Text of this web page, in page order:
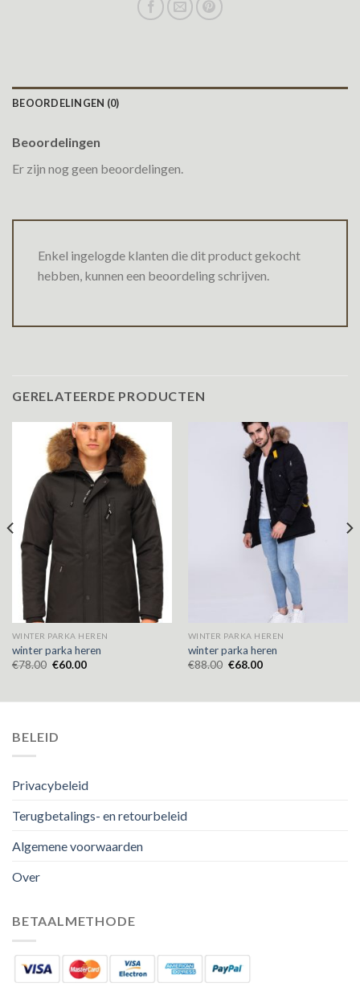
BEOORDELINGEN (0)
Beoordelingen
Er zijn nog geen beoordelingen.
Enkel ingelogde klanten die dit product gekocht
hebben, kunnen een beoordeling schrijven.
GERELATEERDE PRODUCTEN
WINTER PARKA HEREN
winter parka heren
€78.00 €60.00
WINTER PARKA HEREN
winter parka heren
€88.00 €68.00
BELEID
Privacybeleid
Terugbetalings- en retourbeleid
Algemene voorwaarden
Over
BETAALMETHODE